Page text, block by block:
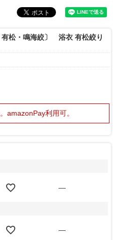
有松・鳴海絞〕 浴衣 有松絞り
amazonPay利用可。
—
—